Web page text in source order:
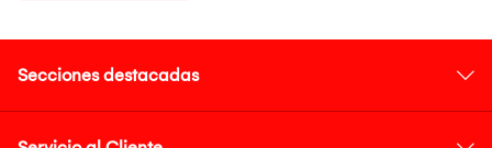
Secciones destacadas